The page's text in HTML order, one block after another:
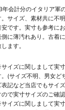
年会計分のイタリア軍
。サイズ、素材共に不
安です。実寸も参考に
側に薄汚れあり。古着
ます。
イズに関しまして実
。(サイズ不明、男女ど
表記など当店でもサイ
ので実寸サイズのご確
イズに関しまして実